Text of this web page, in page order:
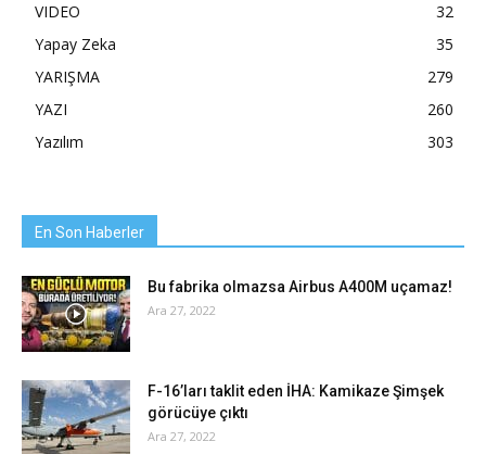
VIDEO
32
Yapay Zeka
35
YARIŞMA
279
YAZI
260
Yazılım
303
En Son Haberler
Bu fabrika olmazsa Airbus A400M uçamaz!
Ara 27, 2022
F-16’ları taklit eden İHA: Kamikaze Şimşek
görücüye çıktı
Ara 27, 2022